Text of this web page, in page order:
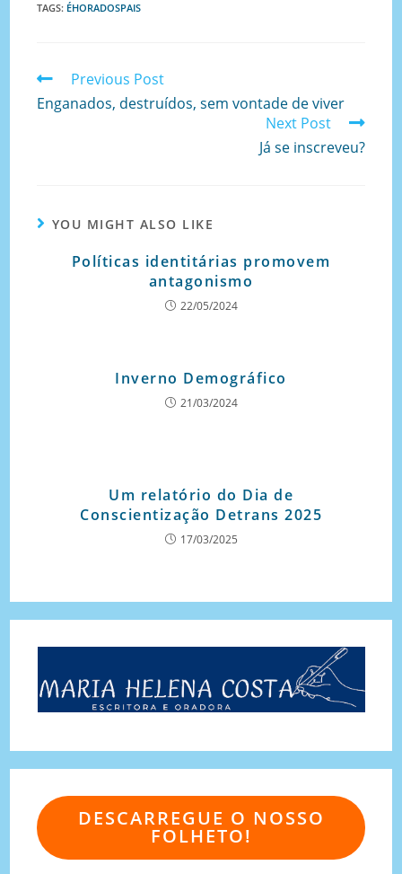
TAGS: ÉHORADOSPAIS
Previous Post
Enganados, destruídos, sem vontade de viver
Next Post
Já se inscreveu?
YOU MIGHT ALSO LIKE
Políticas identitárias promovem
antagonismo
22/05/2024
Inverno Demográfico
21/03/2024
Um relatório do Dia de
Conscientização Detrans 2025
17/03/2025
DESCARREGUE O NOSSO
FOLHETO!